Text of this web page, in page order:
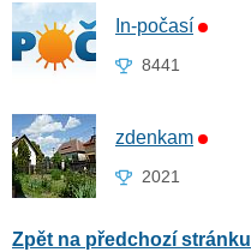
In-počasí
8441
zdenkam
2021
Zpět na předchozí stránku